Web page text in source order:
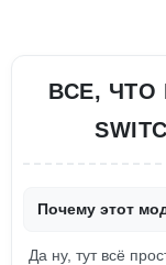
ВСЕ, ЧТО
Почему этот
Да ну, тут всё